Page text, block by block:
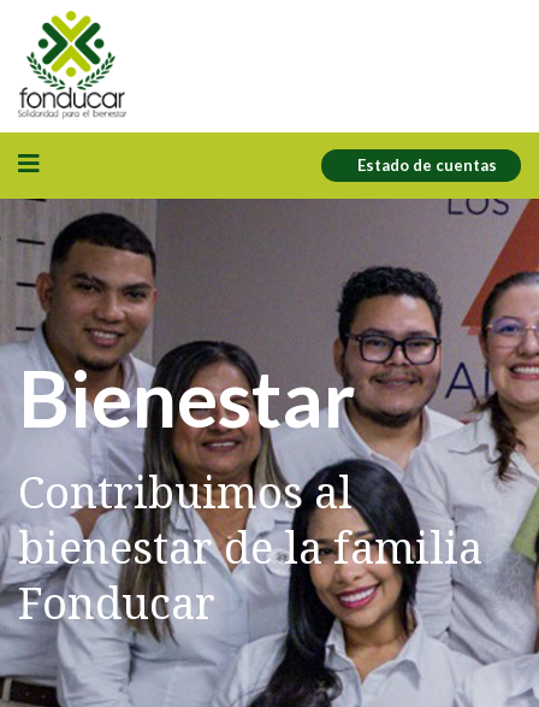
Estado de cuentas
Bienestar
Contribuimos al
bienestar de la familia
Fonducar